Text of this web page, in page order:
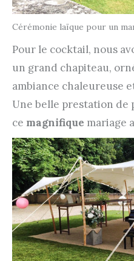
Cérémonie laïque pour un
Pour le cocktail, nous
un grand chapiteau,
ambiance chaleureuse
Une belle prestation de
ce magnifique mariage